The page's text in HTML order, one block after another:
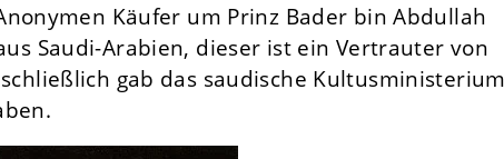
Käufer um Prinz Bader bin Abdullah
Saudi-Arabien, dieser ist ein Vertrauter von
gab das saudische